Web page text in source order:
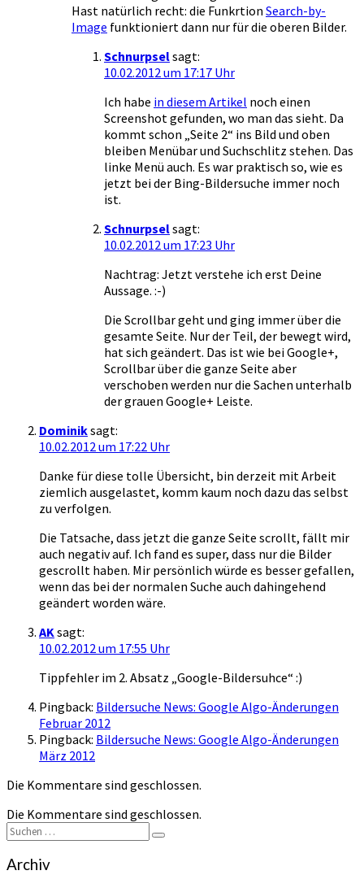
Hast natürlich recht: die Funkrtion Search-by-
Image funktioniert dann nur für die oberen Bilder.
Schnurpselsagt:
10.02.2012 um 17:17 Uhr
Ich habe in diesem Artikel noch einen
Screenshot gefunden, wo man das sieht. Da
kommt schon „Seite 2“ ins Bild und oben
bleiben Menübar und Suchschlitz stehen. Das
linke Menü auch. Es war praktisch so, wie es
jetzt bei der Bing-Bildersuche immer noch
ist.
Schnurpselsagt:
10.02.2012 um 17:23 Uhr
Nachtrag: Jetzt verstehe ich erst Deine
Aussage. :-)
Die Scrollbar geht und ging immer über die
gesamte Seite. Nur der Teil, der bewegt wird,
hat sich geändert. Das ist wie bei Google+,
Scrollbar über die ganze Seite aber
verschoben werden nur die Sachen unterhalb
der grauen Google+ Leiste.
Dominiksagt:
10.02.2012 um 17:22 Uhr
Danke für diese tolle Übersicht, bin derzeit mit Arbeit
ziemlich ausgelastet, komm kaum noch dazu das selbst
zu verfolgen.
Die Tatsache, dass jetzt die ganze Seite scrollt, fällt mir
auch negativ auf. Ich fand es super, dass nur die Bilder
gescrollt haben. Mir persönlich würde es besser gefallen,
wenn das bei der normalen Suche auch dahingehend
geändert worden wäre.
AK sagt:
10.02.2012 um 17:55 Uhr
Tippfehler im 2. Absatz „Google-Bildersuhce“ :)
Pingback: Bildersuche News: Google Algo-Änderungen
Februar 2012
Pingback: Bildersuche News: Google Algo-Änderungen
März 2012
Die Kommentare sind geschlossen.
Die Kommentare sind geschlossen.
Suchen
nach:
Suchen
Archiv